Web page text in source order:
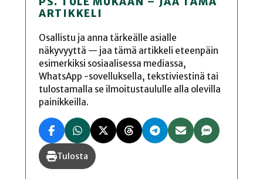
ARTIKKELI
Osallistu ja anna tärkeälle asialle
näkyvyyttä — jaa tämä artikkeli eteenpäin
esimerkiksi sosiaalisessa mediassa,
WhatsApp -sovelluksella, tekstiviestinä tai
tulostamalla se ilmoitustaululle alla olevilla
painikkeilla.
Tulosta